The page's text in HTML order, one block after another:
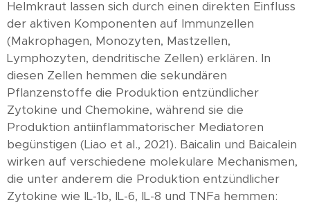
Helmkraut lassen sich durch einen direkten Einfluss
der aktiven Komponenten auf Immunzellen
(Makrophagen, Monozyten, Mastzellen,
Lymphozyten, dendritische Zellen) erklären. In
diesen Zellen hemmen die sekundären
Pflanzenstoffe die Produktion entzündlicher
Zytokine und Chemokine, während sie die
Produktion antiinflammatorischer Mediatoren
begünstigen (Liao et al., 2021). Baicalin und Baicalein
wirken auf verschiedene molekulare Mechanismen,
die unter anderem die Produktion entzündlicher
Zytokine wie IL-1b, IL-6, IL-8 und TNFa hemmen: